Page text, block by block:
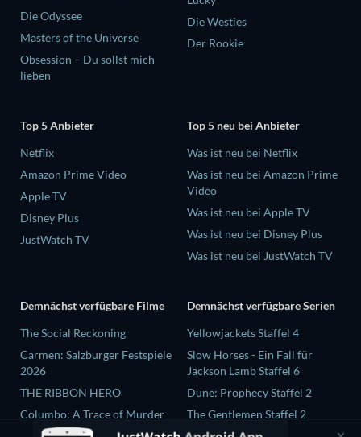
Die Odyssee
Masters of the Universe
Obsession – Du sollst mich
lieben
Die Westies
Der Rookie
Top 5 Anbieter
Netflix
Amazon Prime Video
Apple TV
Disney Plus
JustWatch TV
Top 5 neu bei Anbieter
Was ist neu bei Netflix
Was ist neu bei Amazon Prime
Video
Was ist neu bei Apple TV
Was ist neu bei Disney Plus
Was ist neu bei JustWatch TV
Demnächst verfügbare Filme
The Social Reckoning
Carmen: Salzburger Festspiele
2026
THE RIBBON HERO
Columbo: A Trace of Murder
Demnächst verfügbare Serien
Yellowjackets Staffel 4
Slow Horses - Ein Fall für
Jackson Lamb Staffel 6
Dune: Prophecy Staffel 2
The Gentlemen Staffel 2